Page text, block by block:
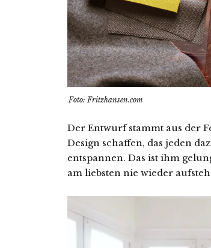
Foto: Fritzhansen.com
Der Entwurf stammt aus der
Design schaffen, das jeden
entspannen. Das ist ihm
am liebsten nie wieder